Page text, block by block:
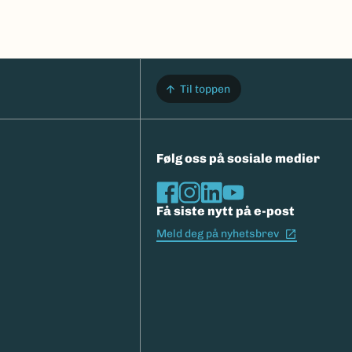
Til toppen
Følg oss på sosiale medier
Få siste nytt på e-post
Meld deg på nyhetsbrev